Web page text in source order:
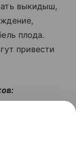
выкидыш,
плода.
привести